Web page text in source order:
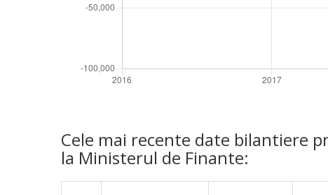
Cele mai recente date bilantiere
la Ministerul de Finante: